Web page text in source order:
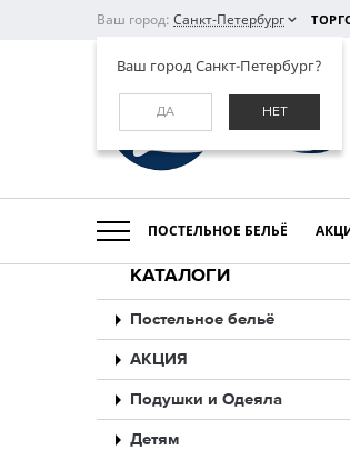
Ваш город: Санкт-Петербург
Ваш город Санкт-Петербург?
ДА НЕТ
ПОСТЕЛЬНОЕ БЕЛЬЁ
КАТАЛОГИ
Постельное бельё
АКЦИЯ
Подушки и Одеяла
Детям